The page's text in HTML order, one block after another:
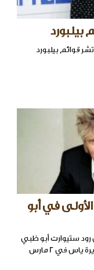
بيلبورد
قوائم بيلبورد
في أبو
رود ستيوارت أبو ظبي
للمرّة الأولى بحفلة على جزيرة ياس في 2 مارس